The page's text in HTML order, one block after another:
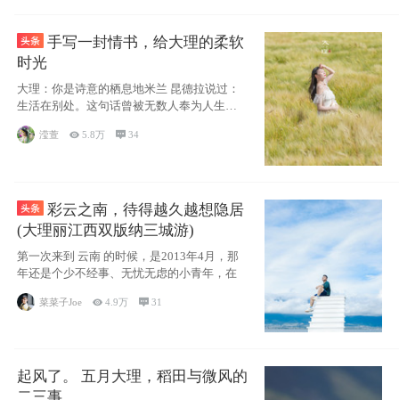
手写一封情书，给大理的柔软
时光
大理：你是诗意的栖息地米兰 昆德拉说过：
生活在别处。这句话曾被无数人奉为人生信
条，并
滢萱 5.8万 34
彩云之南，待得越久越想隐居
(大理丽江西双版纳三城游)
第一次来到 云南 的时候，是2013年4月，那
年还是个少不经事、无忧无虑的小青年，在
菜菜子Joe 4.9万  31
起风了。 五月大理，稻田与微风的